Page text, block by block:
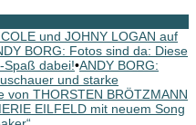
und JOHNY LOGAN auf
BORG: Fotos sind da: Diese
Spaß dabei!•ANDY BORG:
und starke
von THORSTEN BRÖTZMANN
EILFELD mit neuem Song